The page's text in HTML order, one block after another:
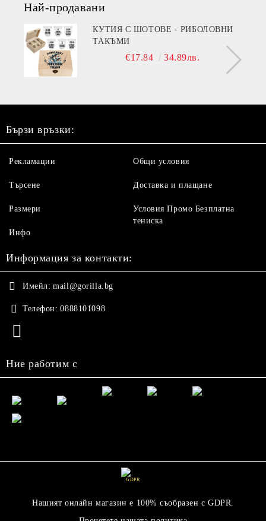
Най-продавани
КУТИЯ С ШОТОВЕ - РИБОЛОВНИ
ТАКЪМИ
€17.84 34.89лв.
Бързи връзки:
Рекламации
Търсене
Размери
Инфо
Общи условия
Доставка и плащане
Условия Промо Безплатна
тениска
Информация за контакти:
Имейл: mail@gorilla.bg
Телефон: 0888101098
Ние работим с
GDPR
Нашият онлайн магазин е 100% съобразен с GDPR.